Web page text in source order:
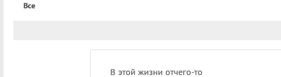
Все
В этой жизни отчего-то